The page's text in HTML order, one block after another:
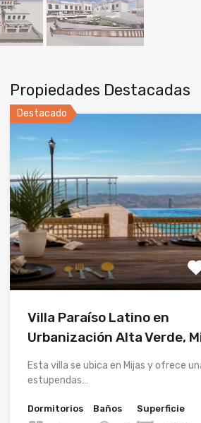
Propiedades Destacadas
Destacado
Villa Paraíso Latino en
Urbanización Alta Verde,
Esta villa se ubica en Mijas y ofrece
estupendas…
Dormitorios
Baños
Superficie